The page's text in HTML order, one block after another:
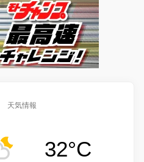
天気情報
32°C